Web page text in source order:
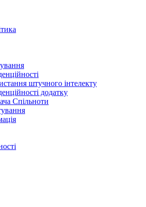
штучного інтелекту
додатку
Спільноти